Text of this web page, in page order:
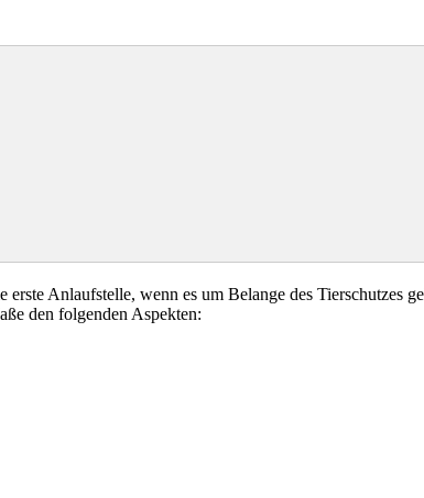
erste Anlaufstelle, wenn es um Belange des Tierschutzes
den folgenden Aspekten: